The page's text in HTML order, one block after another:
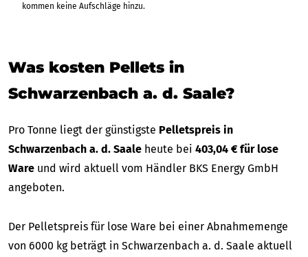
kommen keine Aufschläge hinzu.
Was kosten Pellets in
Schwarzenbach a. d. Saale?
Pro Tonne liegt der günstigste Pelletspreis in
Schwarzenbach a. d. Saale heute bei 403,04 € für lose
Ware und wird aktuell vom Händler BKS Energy GmbH
angeboten.
Der Pelletspreis für lose Ware bei einer Abnahmemenge
von 6000 kg beträgt in Schwarzenbach a. d. Saale aktuell